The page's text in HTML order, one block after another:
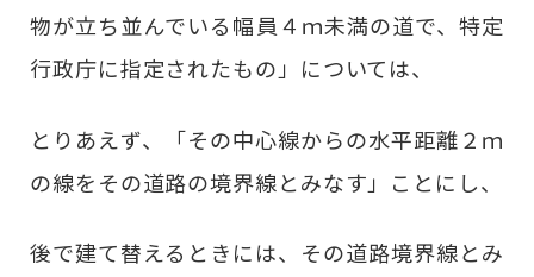
物が立ち並んでいる幅員４ｍ未満の道で、特定
行政庁に指定されたもの」については、
とりあえず、「その中心線からの水平距離２ｍ
の線をその道路の境界線とみなす」ことにし、
後で建て替えるときには、その道路境界線とみ